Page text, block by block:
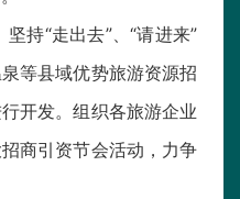
持“走出去”、“请进来”
等县域优势旅游资源招
开发。组织各旅游企业
商引资节会活动，力争